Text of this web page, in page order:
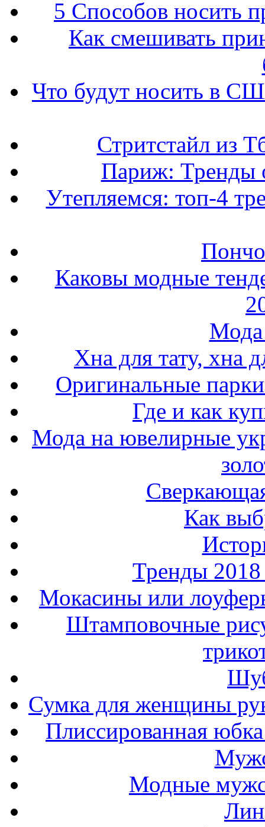
5 Способов носить
Как смешивать
Что будут носить в
Стритстайл из
Париж: Тренды
Утепляемся: топ-4
Каковы модные
Мода
Хна для тату, хна
Оригинальные
Где и как
Мода на ювелирные
Как
Тренды
Мокасины или
Штамповочные
Сумка для женщины
Плиссированная
Модные